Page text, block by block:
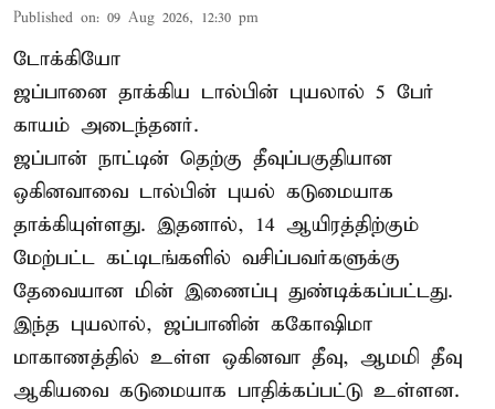
Published on: 09 Aug 2026, 12:30 pm
டோக்கியோ
ஜப்பானை தாக்கிய டால்பின் புயலால் 5 பேர்
காயம் அடைந்தனர்.
ஜப்பான் நாட்டின் தெற்கு தீவுப்பகுதியான
ஒகினவாவை டால்பின் புயல் கடுமையாக
தாக்கியுள்ளது. இதனால், 14 ஆயிரத்திற்கும்
மேற்பட்ட கட்டிடங்களில் வசிப்பவர்களுக்கு
தேவையான மின் இணைப்பு துண்டிக்கப்பட்டது.
இந்த புயலால், ஜப்பானின் ககோஷிமா
மாகாணத்தில் உள்ள ஒகினவா தீவு, ஆமமி தீவு
ஆகியவை கடுமையாக பாதிக்கப்பட்டு உள்ளன.